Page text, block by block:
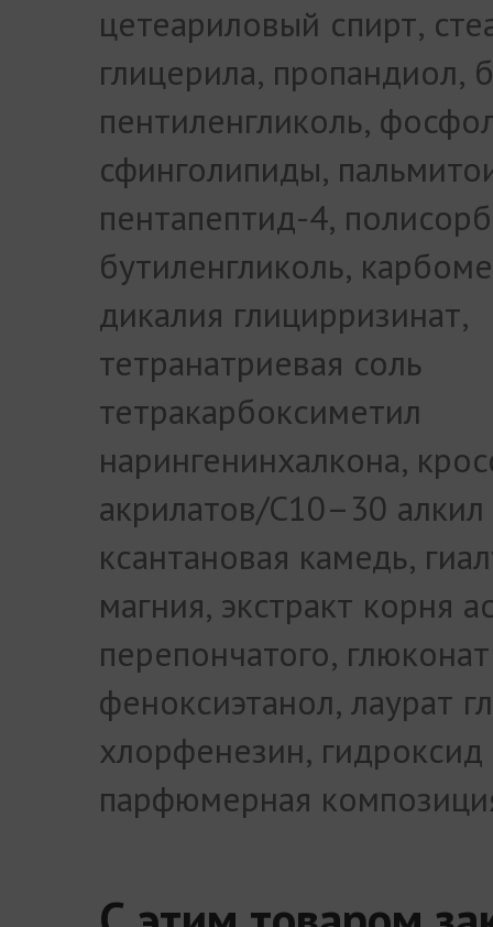
цетеариловый спирт,
глицерила, пропандиол,
пентиленгликоль,
сфинголипиды,
пентапептид-4,
бутиленгликоль,
дикалия глицирризинат,
тетранатриевая соль
тетракарбоксиметил
нарингенинхалкона,
акрилатов/С10–30 алкил
ксантановая камедь,
магния, экстракт корня
перепончатого,
феноксиэтанол, лаурат
хлорфенезин, гидроксид
парфюмерная